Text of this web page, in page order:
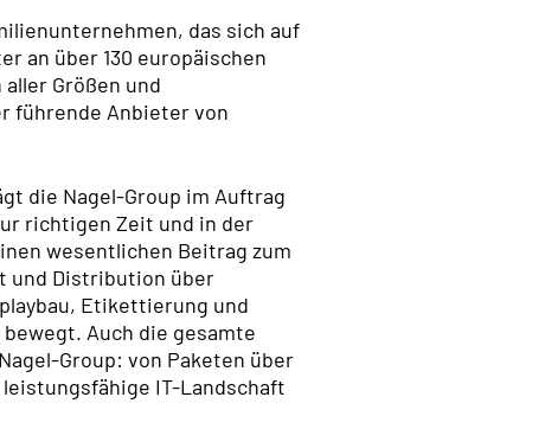
das sich auf
an über 130 europäischen
Größen und
führende Anbieter von
die Nagel-Group im Auftrag
richtigen Zeit und in der
wesentlichen Beitrag zum
und Distribution über
Etikettierung und
Auch die gesamte
Group: von Paketen über
IT-Landschaft